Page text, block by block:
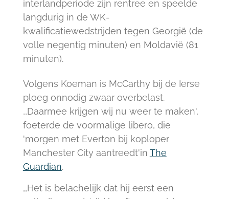
interlandperiode zijn rentree en speelde
langdurig in de WK-
kwalificatiewedstrijden tegen Georgië (de
volle negentig minuten) en Moldavië (81
minuten).
Volgens Koeman is McCarthy bij de Ierse
ploeg onnodig zwaar overbelast.
,,Daarmee krijgen wij nu weer te maken',
foeterde de voormalige libero, die
'morgen met Everton bij koploper
Manchester City aantreedt'in The
Guardian.
,,Het is belachelijk dat hij eerst een